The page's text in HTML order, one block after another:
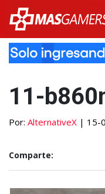
11-
Por: AlternativeX | 15-
Comparte: